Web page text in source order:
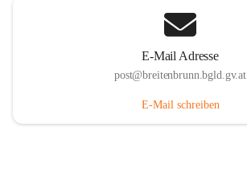
E-Mail Adresse
post@breitenbrunn.bgld.gv.at
E-Mail schreiben